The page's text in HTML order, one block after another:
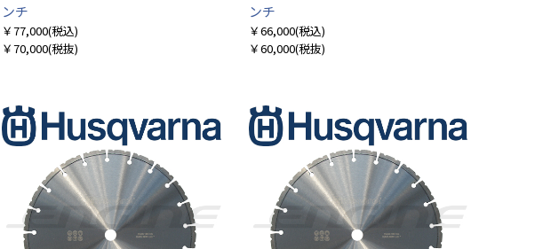
ンチ
￥77,000(税込)
￥70,000(税抜)
ンチ
￥66,000(税込)
￥60,000(税抜)